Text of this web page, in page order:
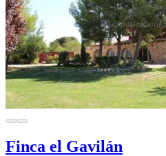
Finca el Gavilán